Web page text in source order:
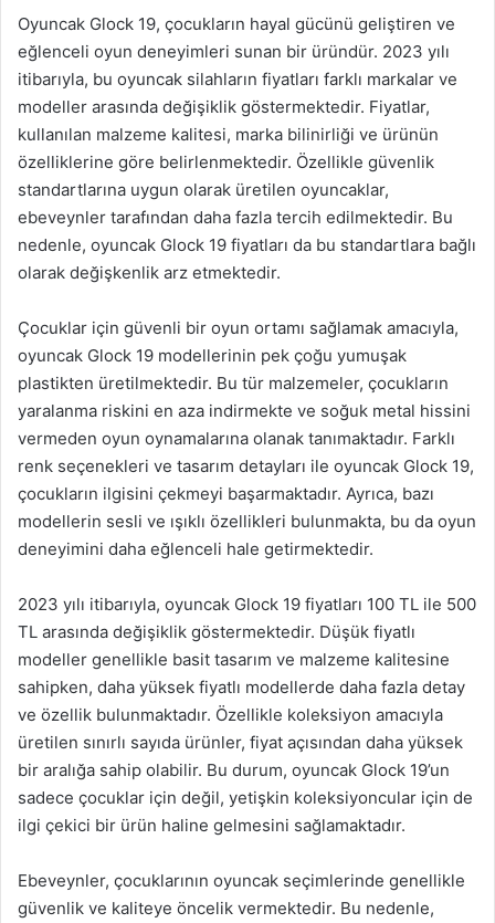
Oyuncak Glock 19, çocukların hayal gücünü geliştiren ve
eğlenceli oyun deneyimleri sunan bir üründür. 2023 yılı
itibarıyla, bu oyuncak silahların fiyatları farklı markalar ve
modeller arasında değişiklik göstermektedir. Fiyatlar,
kullanılan malzeme kalitesi, marka bilinirliği ve ürünün
özelliklerine göre belirlenmektedir. Özellikle güvenlik
standartlarına uygun olarak üretilen oyuncaklar,
ebeveynler tarafından daha fazla tercih edilmektedir. Bu
nedenle, oyuncak Glock 19 fiyatları da bu standartlara bağlı
olarak değişkenlik arz etmektedir.
Çocuklar için güvenli bir oyun ortamı sağlamak amacıyla,
oyuncak Glock 19 modellerinin pek çoğu yumuşak
plastikten üretilmektedir. Bu tür malzemeler, çocukların
yaralanma riskini en aza indirmekte ve soğuk metal hissini
vermeden oyun oynamalarına olanak tanımaktadır. Farklı
renk seçenekleri ve tasarım detayları ile oyuncak Glock 19,
çocukların ilgisini çekmeyi başarmaktadır. Ayrıca, bazı
modellerin sesli ve ışıklı özellikleri bulunmakta, bu da oyun
deneyimini daha eğlenceli hale getirmektedir.
2023 yılı itibarıyla, oyuncak Glock 19 fiyatları 100 TL ile 500
TL arasında değişiklik göstermektedir. Düşük fiyatlı
modeller genellikle basit tasarım ve malzeme kalitesine
sahipken, daha yüksek fiyatlı modellerde daha fazla detay
ve özellik bulunmaktadır. Özellikle koleksiyon amacıyla
üretilen sınırlı sayıda ürünler, fiyat açısından daha yüksek
bir aralığa sahip olabilir. Bu durum, oyuncak Glock 19’un
sadece çocuklar için değil, yetişkin koleksiyoncular için de
ilgi çekici bir ürün haline gelmesini sağlamaktadır.
Ebeveynler, çocuklarının oyuncak seçimlerinde genellikle
güvenlik ve kaliteye öncelik vermektedir. Bu nedenle,